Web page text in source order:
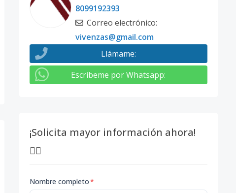
8099192393
Correo electrónico:
vivenzas@gmail.com
Llámame:
Escribeme por Whatsapp:
¡Solicita mayor información ahora!
👇🏽
Nombre completo*